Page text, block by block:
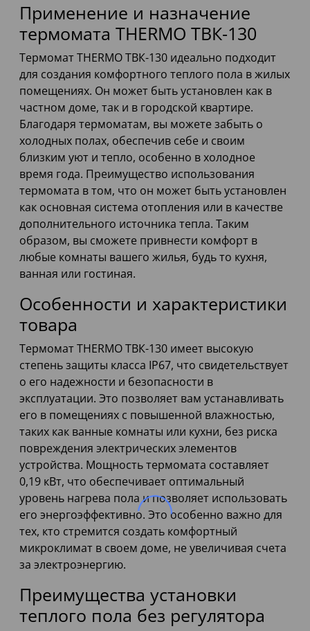
Применение и назначение
термомата THERMO ТВК-130
Термомат THERMO ТВК-130 идеально подходит
для создания комфортного теплого пола в жилых
помещениях. Он может быть установлен как в
частном доме, так и в городской квартире.
Благодаря термоматам, вы можете забыть о
холодных полах, обеспечив себе и своим
близким уют и тепло, особенно в холодное
время года. Преимущество использования
термомата в том, что он может быть установлен
как основная система отопления или в качестве
дополнительного источника тепла. Таким
образом, вы сможете привнести комфорт в
любые комнаты вашего жилья, будь то кухня,
ванная или гостиная.
Особенности и характеристики
товара
Термомат THERMO ТВК-130 имеет высокую
степень защиты класса IP67, что свидетельствует
о его надежности и безопасности в
эксплуатации. Это позволяет вам устанавливать
его в помещениях с повышенной влажностью,
таких как ванные комнаты или кухни, без риска
повреждения электрических элементов
устройства. Мощность термомата составляет
0,19 кВт, что обеспечивает оптимальный
уровень нагрева пола и позволяет использовать
его энергоэффективно. Это особенно важно для
тех, кто стремится создать комфортный
микроклимат в своем доме, не увеличивая счета
за электроэнергию.
Преимущества установки
теплого пола без регулятора